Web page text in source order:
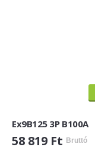
Ex9B125 3P B100A
58 819 Ft Bruttó